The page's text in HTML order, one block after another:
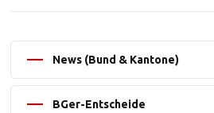
News (Bund & Kantone)
BGer-Entscheide